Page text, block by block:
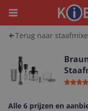
Menu
Terug naar
Alle 6 prijzen en